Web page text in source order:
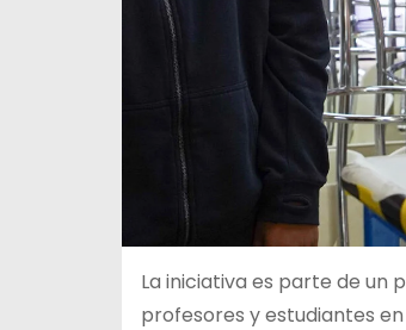
La iniciativa es parte de
profesores y estudiantes